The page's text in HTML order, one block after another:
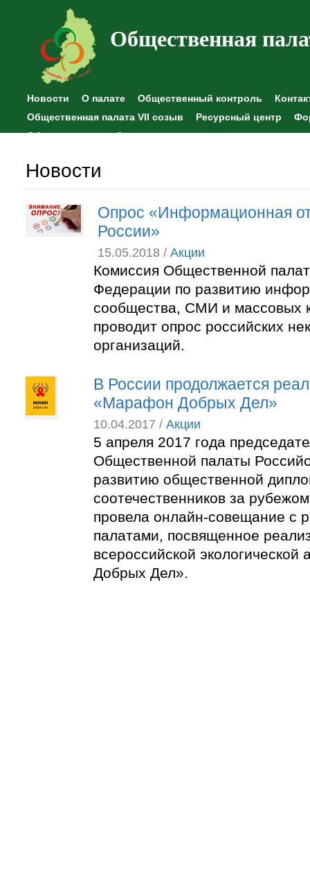
Общественная
Новости О палате Общественный контроль
Общественная палата VII созыв
Ресурсный центр
Общественные наблюдения
Новости
Опрос «Информационная
России»
15.05.2018 / Акции
Комиссия Общественной
Федерации по развитию
сообщества, СМИ и массовых
проводит опрос российских
организаций.
В России продолжается
«Марафон Добрых Дел»
10.04.2017 / Акции
5 апреля 2017 года
Общественной палаты
развитию общественной
соотечественников за
провела онлайн-совещание с
палатами, посвященное
всероссийской
Добрых Дел».